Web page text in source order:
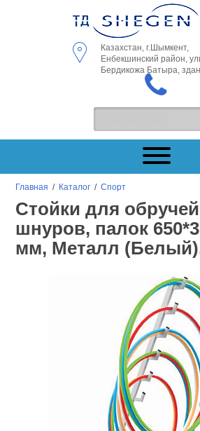
Казахстан, г.Шымкент,
Енбекшинский район,
Бердикожа Батыра,
Главная / Каталог /Спорт
Стойки для
шнуров, палок
мм, Металл